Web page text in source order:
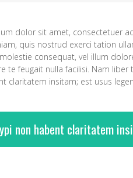
dolor sit amet, consectetuer
quis nostrud exerci tation
consequat, vel illum
te feugait nulla facilisi. Nam
claritatem insitam; est usus
non habent claritatem